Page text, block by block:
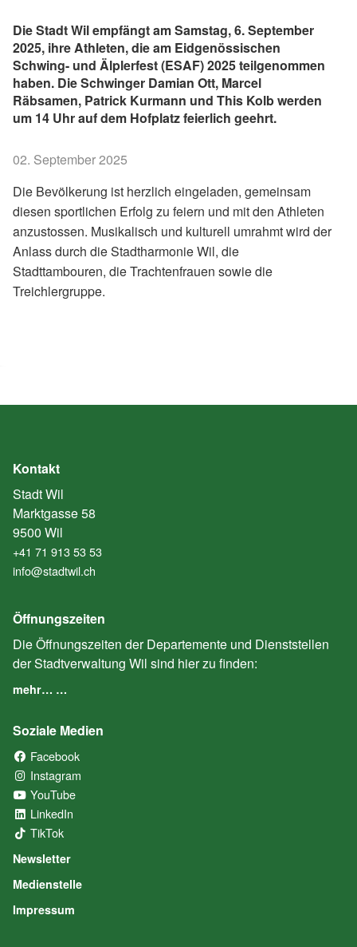
Die Stadt Wil empfängt am Samstag, 6. September
2025, ihre Athleten, die am Eidgenössischen
Schwing- und Älplerfest (ESAF) 2025 teilgenommen
haben. Die Schwinger Damian Ott, Marcel
Räbsamen, Patrick Kurmann und This Kolb werden
um 14 Uhr auf dem Hofplatz feierlich geehrt.
02. September 2025
Die Bevölkerung ist herzlich eingeladen, gemeinsam
diesen sportlichen Erfolg zu feiern und mit den Athleten
anzustossen. Musikalisch und kulturell umrahmt wird der
Anlass durch die Stadtharmonie Wil, die
Stadttambouren, die Trachtenfrauen sowie die
Treichlergruppe.
Kontakt
Stadt Wil
Marktgasse 58
9500 Wil
+41 71 913 53 53
info@stadtwil.ch
Öffnungszeiten
Die Öffnungszeiten der Departemente und Dienststellen
der Stadtverwaltung Wil sind hier zu finden:
mehr… …
Soziale Medien
Facebook
Instagram
YouTube
LinkedIn
TikTok
Newsletter
Medienstelle
Impressum